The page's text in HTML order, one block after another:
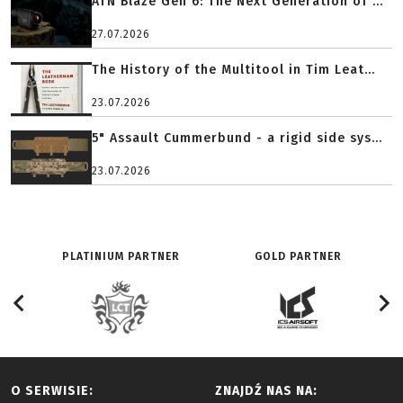
27.07.2026
The History of the Multitool in Tim Leat...
23.07.2026
5" Assault Cummerbund - a rigid side sys...
23.07.2026
PLATINIUM PARTNER GOLD PARTNER
O SERWISIE: ZNAJDŹ NAS NA: